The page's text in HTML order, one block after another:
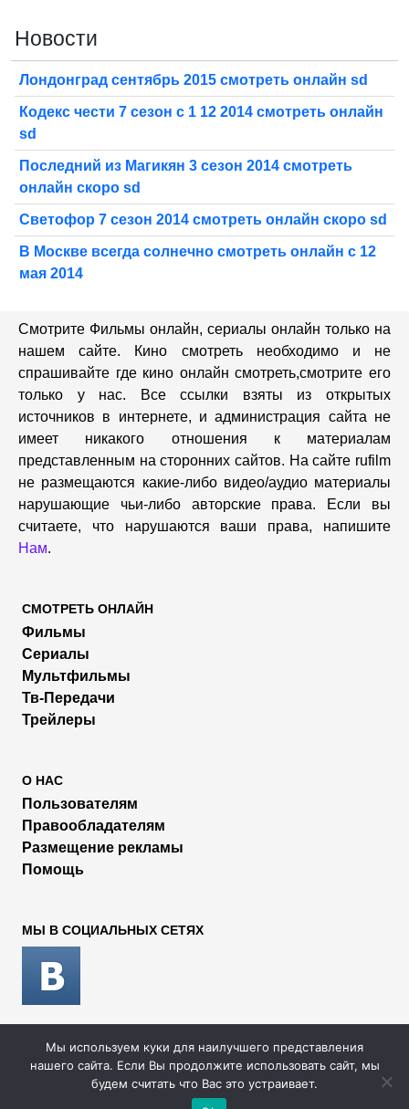
Новости
Лондонград сентябрь 2015 смотреть онлайн sd
Кодекс чести 7 сезон с 1 12 2014 смотреть онлайн
sd
Последний из Магикян 3 сезон 2014 смотреть
онлайн скоро sd
Светофор 7 сезон 2014 смотреть онлайн скоро sd
В Москве всегда солнечно смотреть онлайн с 12
мая 2014
Смотрите Фильмы онлайн, сериалы онлайн только на
нашем сайте. Кино смотреть необходимо и не
спрашивайте где кино онлайн смотреть,cмотрите его
только у нас. Все ссылки взяты из открытых
источников в интернете, и администрация сайта не
имеет никакого отношения к материалам
представленным на сторонних сайтов. На сайте rufilm
не размещаются какие-либо видео/аудио материалы
нарушающие чьи-либо авторские права. Если вы
считаете, что нарушаются ваши права, напишите
Нам.
СМОТРЕТЬ ОНЛАЙН
Фильмы
Сериалы
Мультфильмы
Тв-Передачи
Трейлеры
О НАС
Пользователям
Правообладателям
Размещение рекламы
Помощь
МЫ В СОЦИАЛЬНЫХ СЕТЯХ
2026 © Rufilm - Сериалы и фильмы онлайн
Мы используем куки для наилучшего представления
нашего сайта. Если Вы продолжите использовать сайт, мы
будем считать что Вас это устраивает.